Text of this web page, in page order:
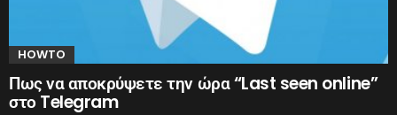
HOWTO
Πως να αποκρύψετε την ώρα “Last seen online”
στο Telegram